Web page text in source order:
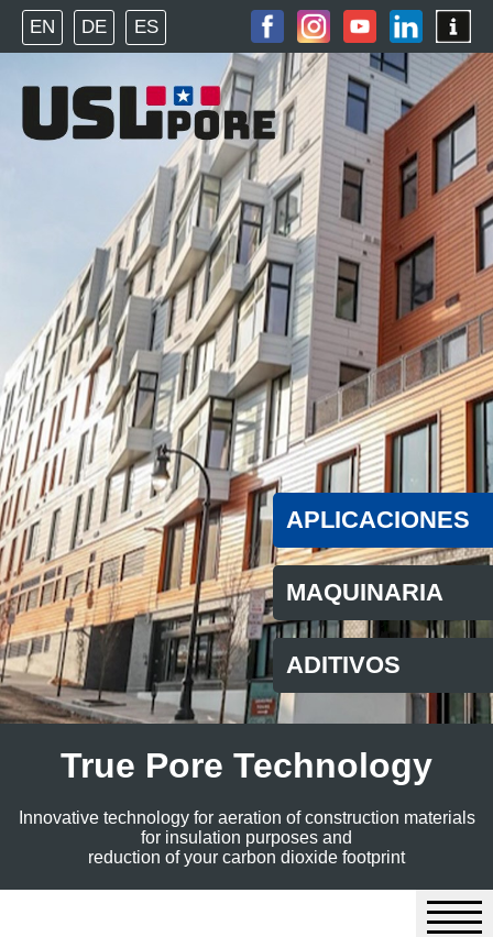
EN DE ES
APLICACIONES
MAQUINARIA
ADITIVOS
True Pore Technology
Innovative technology for aeration of construction materials
for insulation purposes and
reduction of your carbon dioxide footprint